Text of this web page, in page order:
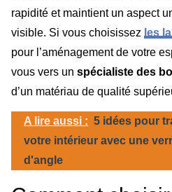
rapidité et maintient un aspect
visible. Si vous choisissez les
pour l’aménagement de votre
vous vers un spécialiste des
d’un matériau de qualité
A lire aussi : 5 idées pour
votre intérieur avec une
d'angle